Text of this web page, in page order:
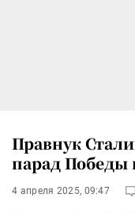
Правнук
парад Победы
4 апреля 2025, 09:47